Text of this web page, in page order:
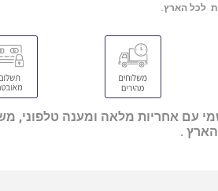
לכל הארץ.
עם אחריות מלאה ומענה טלפוני,
.